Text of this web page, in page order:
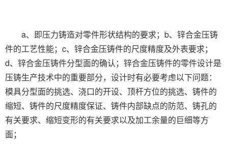
a、即压力铸造对零件形状结构的要求；b、锌合金压铸
件的工艺性能；c、锌合金压铸件的尺度精度及外表要求；
d、锌合金压铸件分型面的确认；锌合金压铸件的零件设计是
压铸生产技术中的重要部分，设计时有必要考虑以下问题：
模具分型面的挑选、浇口的开设、顶杆方位的挑选、铸件的
缩短、铸件的尺度精度保证、铸件内部缺点的防范、铸孔的
有关要求、缩短变形的有关要求以及加工余量的巨细等方
面；